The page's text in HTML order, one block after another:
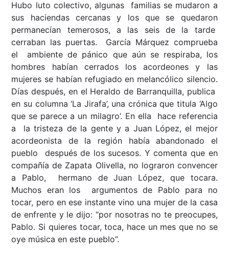
Hubo luto colectivo, algunas familias se mudaron a
sus haciendas cercanas y los que se quedaron
permanecían temerosos, a las seis de la tarde
cerraban las puertas. García Márquez comprueba
el ambiente de pánico que aún se respiraba, los
hombres habían cerrados los acordeones y las
mujeres se habían refugiado en melancólico silencio.
Días después, en el Heraldo de Barranquilla, publica
en su columna ‘La Jirafa’, una crónica que titula ‘Algo
que se parece a un milagro’. En ella hace referencia
a la tristeza de la gente y a Juan López, el mejor
acordeonista de la región había abandonado el
pueblo después de los sucesos. Y comenta que en
compañía de Zapata Olivella, no lograron convencer
a Pablo, hermano de Juan López, que tocara.
Muchos eran los argumentos de Pablo para no
tocar, pero en ese instante vino una mujer de la casa
de enfrente y le dijo: “por nosotras no te preocupes,
Pablo. Si quieres tocar, toca, hace un mes que no se
oye música en este pueblo”.